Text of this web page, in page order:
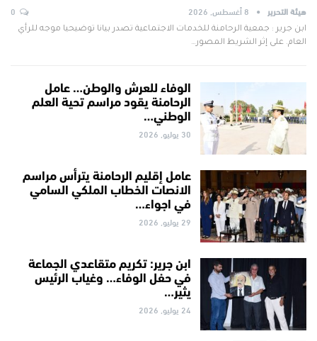
هيئة التحرير 8 أغسطس, 2026
ابن جرير : جمعية الرحامنة للخدمات الاجتماعية تصدر بيانا توضيحيا موجه للرأي
العام. على إثر الشريط المصور…
الوفاء للعرش والوطن… عامل
الرحامنة يقود مراسم تحية العلم
الوطني…
30 يوليو, 2026
عامل إقليم الرحامنة يترأس مراسم
الانصات الخطاب الملكي السامي
في اجواء…
29 يوليو, 2026
ابن جرير: تكريم متقاعدي الجماعة
في حفل الوفاء… وغياب الرئيس
يثير…
24 يوليو, 2026